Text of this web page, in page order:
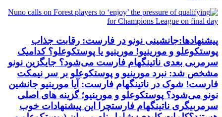
پیشنهادها:جانشینی نونو در فارست: رقابت جذاب
پوستکوعلو و مورینیو! مورینیو یا پوستکوعلو؟ کدامیک
سرمربی بعدی ناتینگهام فارست می‌شود؟ جایگزین نونو
مشخص شد: نبرد مورینیو و پوستکوعلو بر سر نیمکت
فارست! شوک در ناتینگهام فارست: آیا مورینیو جانشین
نونو می‌شود؟ پوستکوعلو و مورینیو؛ گزینه های اصلی
سرمربیگری ناتینگهام فارستچرا این پیشنهادات خوب